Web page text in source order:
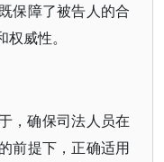
保障了被告人的合
威性。
，确保司法人员在
前提下，正确适用